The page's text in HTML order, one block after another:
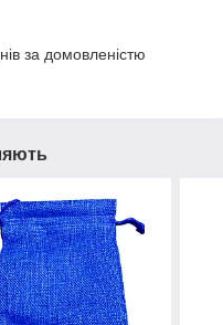
за домовленістю